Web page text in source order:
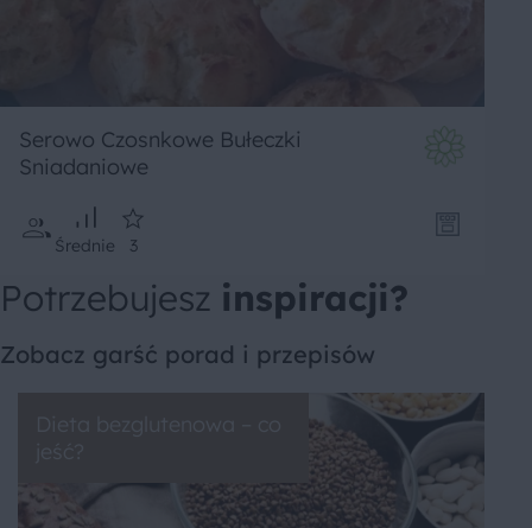
Serowo Czosnkowe Bułeczki
Sniadaniowe
Średnie 3
Potrzebujesz inspiracji?
Zobacz garść porad i przepisów